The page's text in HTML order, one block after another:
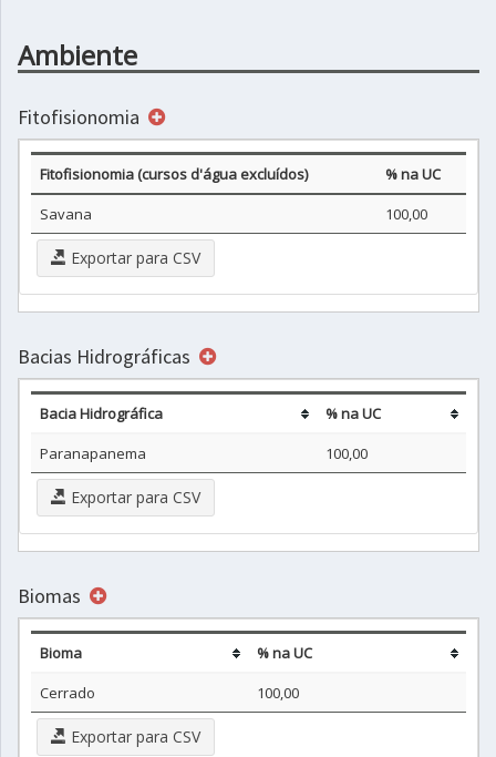
Ambiente
Fitofisionomia
Fitofisionomia (cursos d'água excluídos)
% na UC
Savana
100,00
Exportar para CSV
Bacias Hidrográficas
Bacia Hidrográfica
% na UC
Paranapanema
100,00
Exportar para CSV
Biomas
Bioma
% na UC
Cerrado
100,00
Exportar para CSV